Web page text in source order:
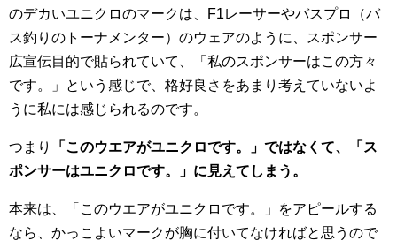
のデカいユニクロのマークは、F1レーサーやバスプロ（バ
ス釣りのトーナメンター）のウェアのように、スポンサー
広宣伝目的で貼られていて、「私のスポンサーはこの方々
です。」という感じで、格好良さをあまり考えていないよ
うに私には感じられるのです。
つまり
「このウエアがユニクロです。」ではなくて、「ス
ポンサーはユニクロです。」に見えてしまう。
本来は、「このウエアがユニクロです。」をアピールする
なら、かっこよいマークが胸に付いてなければと思うので